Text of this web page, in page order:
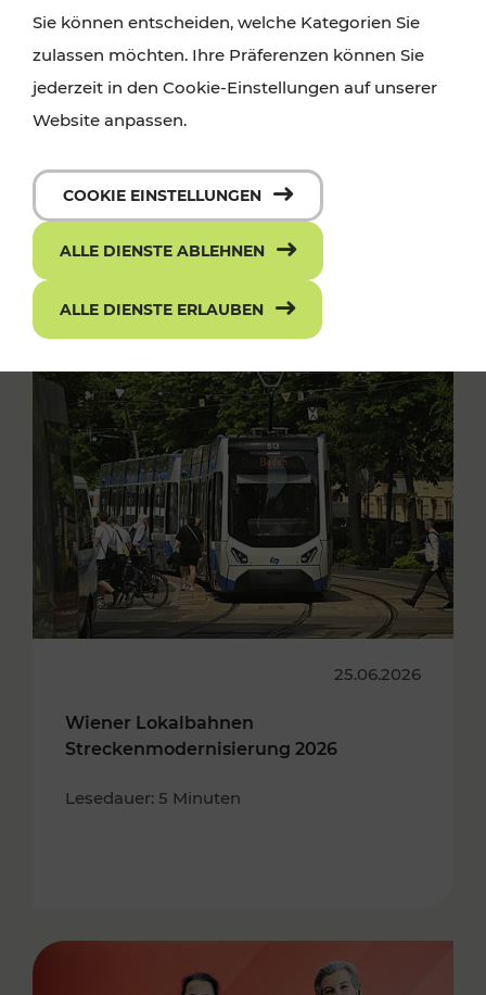
25.06.2026
Wiener Lokalbahnen
Streckenmodernisierung 2026
Lesedauer: 5 Minuten
Sie können entscheiden, welche Kategorien Sie
zulassen möchten. Ihre Präferenzen können Sie
jederzeit in den Cookie-Einstellungen auf unserer
Website anpassen.
COOKIE EINSTELLUNGEN
ALLE DIENSTE ABLEHNEN
ALLE DIENSTE ERLAUBEN